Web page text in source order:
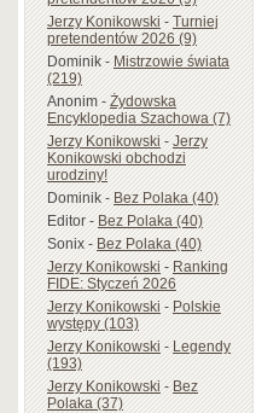
Jerzy Konikowski-Turniej
pretendentów 2026 (9)
Dominik-Mistrzowie świata
(219)
Anonim-Żydowska
Encyklopedia Szachowa (7)
Jerzy Konikowski-Jerzy
Konikowski obchodzi
urodziny!
Dominik-Bez Polaka (40)
Editor-Bez Polaka (40)
Sonix-Bez Polaka (40)
Jerzy Konikowski-Ranking
FIDE: Styczeń 2026
Jerzy Konikowski-Polskie
występy (103)
Jerzy Konikowski-Legendy
(193)
Jerzy Konikowski-Bez
Polaka (37)